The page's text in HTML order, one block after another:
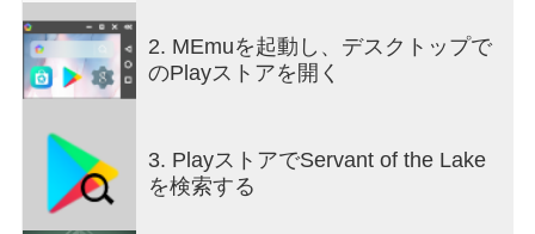
特徴：
ダスとウィリアムのヴァンダーブーム兄弟が暮ら
していた時代の悪名高いヴァンダーブーム邸を舞
台にした、ラスティレイク定番のシンブルプレイ
2. MEmuを起動し、デスクトップで
のPlayストアを開く
3. PlayストアでServant of the Lake
を検索する